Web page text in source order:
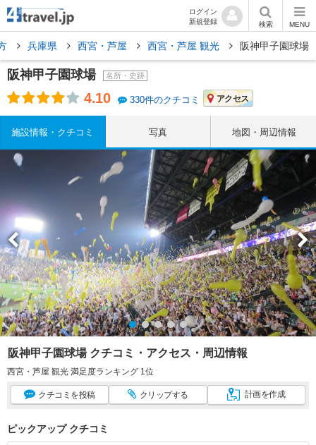
ログイン
新規登録
検索 MENU
兵庫県 西宮・芦屋 西宮・芦屋 観光 阪神甲子園球場
阪神甲子園球場 名所・史跡
4.10 330件のクチコミ アクセス
施設情報・クチコミ 写真 地図・周辺情報
阪神甲子園球場 クチコミ・アクセス・周辺情報
西宮・芦屋 観光 満足度ランキング 1位
クチコミ を投稿 クリップする 計画を作成
ピックアップ クチコミ